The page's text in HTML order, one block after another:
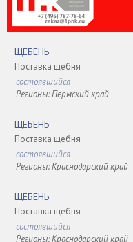
ЩЕБЕНЬ
Поставка щебня
состоявшийся
Регионы: Пермский край
ЩЕБЕНЬ
Поставка щебня
состоявшийся
Регионы: Краснодарский край
ЩЕБЕНЬ
Поставка щебня
состоявшийся
Регионы: Краснодарский край